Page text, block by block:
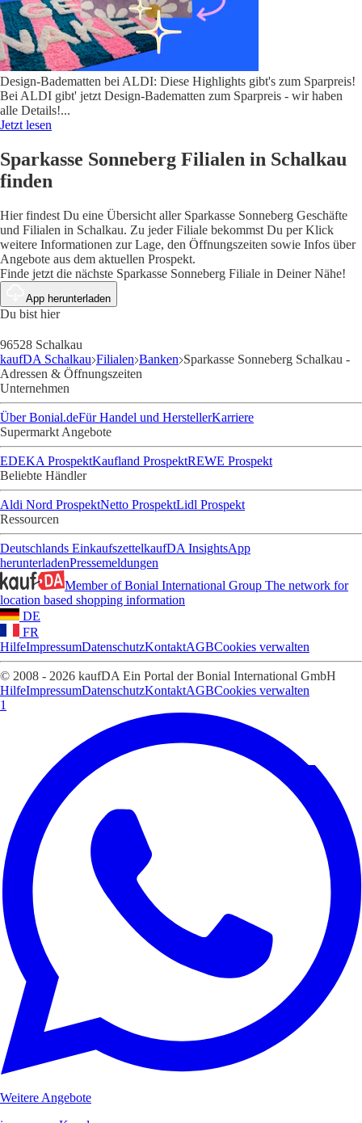
Design-Badematten bei ALDI: Diese Highlights gibt's zum Sparpreis!
Bei ALDI gibt' jetzt Design-Badematten zum Sparpreis - wir haben
alle Details!...
Jetzt lesen
Sparkasse Sonneberg Filialen in Schalkau
finden
Hier findest Du eine Übersicht aller Sparkasse Sonneberg Geschäfte
und Filialen in Schalkau. Zu jeder Filiale bekommst Du per Klick
weitere Informationen zur Lage, den Öffnungszeiten sowie Infos über
Angebote aus dem aktuellen Prospekt.
Finde jetzt die nächste Sparkasse Sonneberg Filiale in Deiner Nähe!
App herunterladen
Du bist hier
96528 Schalkau
kaufDA Schalkau Filialen Banken Sparkasse Sonneberg Schalkau -
Adressen & Öffnungszeiten
Unternehmen
Über Bonial.deFür Handel und HerstellerKarriere
Supermarkt Angebote
EDEKA ProspektKaufland ProspektREWE Prospekt
Beliebte Händler
Aldi Nord ProspektNetto ProspektLidl Prospekt
Ressourcen
Deutschlands EinkaufszettelkaufDA InsightsApp
herunterladenPressemeldungen
Member of Bonial International Group The network for
location based shopping information
DE
FR
HilfeImpressumDatenschutzKontaktAGBCookies verwalten
© 2008 - 2026 kaufDA Ein Portal der Bonial International GmbH
HilfeImpressumDatenschutzKontaktAGBCookies verwalten
1
Weitere Angebote